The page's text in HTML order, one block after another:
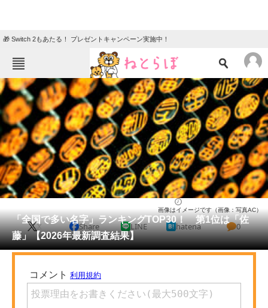
🎁 Switch 2もあたる！ プレゼントキャンペーン実施中！
ねとらぼメニュー
TOP ニュース
エンタメ クイズ
グルメ 地域
住まい 教育・育児
動物 リサーチ
会員記事
メディア
ITの今と未来を見通す
「全国で多い名字」ランキングTOP30！ 第1位は「佐
藤」【2026年最新調査結果】
画像はイメージです（画像：写真AC）
X Share LINE hatena 0